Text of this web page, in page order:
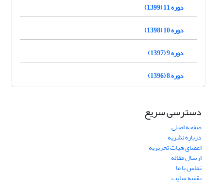
دوره 11 (1399)
دوره 10 (1398)
دوره 9 (1397)
دوره 8 (1396)
دسترسی سریع
صفحه اصلی
درباره نشریه
اعضای هیات تحریریه
ارسال مقاله
تماس با ما
نقشه سایت